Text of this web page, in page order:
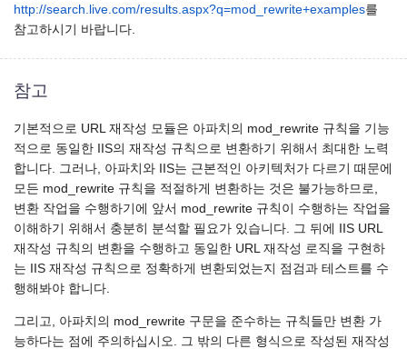
http://search.live.com/results.aspx?q=mod_rewrite+examples를
참고하시기 바랍니다.
참고
기본적으로 URL 재작성 모듈은 아파치의 mod_rewrite 규칙을 기능
적으로 동일한 IIS의 재작성 규칙으로 변환하기 위해서 최대한 노력
합니다. 그러나, 아파치와 IIS는 근본적인 아키텍처가 다르기 때문에
모든 mod_rewrite 규칙을 적절하게 변환하는 것은 불가능하므로,
변환 작업을 수행하기에 앞서 mod_rewrite 규칙이 수행하는 작업을
이해하기 위해서 충분히 분석할 필요가 있습니다. 그 뒤에 IIS URL
재작성 규칙의 변환을 수행하고 동일한 URL 재작성 로직을 구현하
는 IIS 재작성 규칙으로 정확하게 변환되었는지 점검과 테스트를 수
행해봐야 합니다.
그리고, 아파치의 mod_rewrite 구문을 준수하는 규칙들만 변환 가
능하다는 점에 주의하십시오. 그 밖의 다른 형식으로 작성된 재작성